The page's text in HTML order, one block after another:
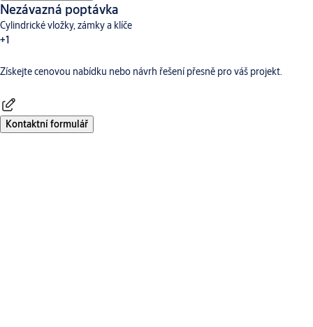
Nezávazná poptávka
Cylindrické vložky, zámky a klíče
+1
Dveřní vybavení
Získejte cenovou nabídku nebo návrh řešení přesně pro váš projekt.
Kontaktní formulář